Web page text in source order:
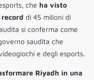
che ha visto
di 45 milioni di
si conferma come
saudita che
e degli esports.
Riyadh in una